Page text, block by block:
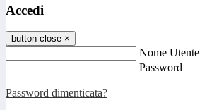
Accedi
button close ×
Nome Utente
Password
Password dimenticata?